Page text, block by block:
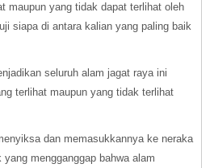
maupun yang tidak dapat terlihat oleh
siapa di antara kalian yang paling baik
seluruh alam jagat raya ini
terlihat maupun yang tidak terlihat
dan memasukkannya ke neraka
mengganggap bahwa alam